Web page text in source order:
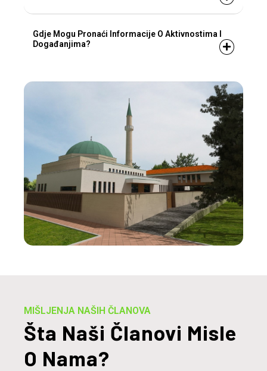
Gdje Mogu Pronaći Informacije O Aktivnostima I
Događanjima?
MIŠLJENJA NAŠIH ČLANOVA
Šta Naši Članovi Misle
O Nama?